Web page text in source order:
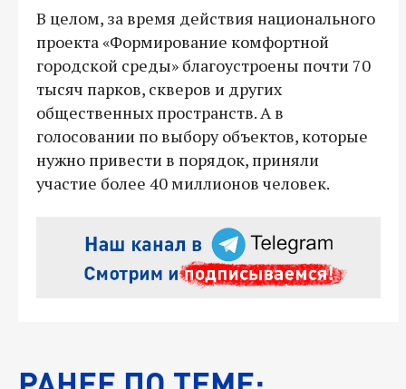
В целом, за время действия национального
проекта «Формирование комфортной
городской среды» благоустроены почти 70
тысяч парков, скверов и других
общественных пространств. А в
голосовании по выбору объектов, которые
нужно привести в порядок, приняли
участие более 40 миллионов человек.